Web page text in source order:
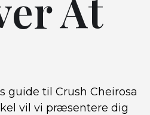
guide til Crush Cheirosa
vil vi præsentere dig